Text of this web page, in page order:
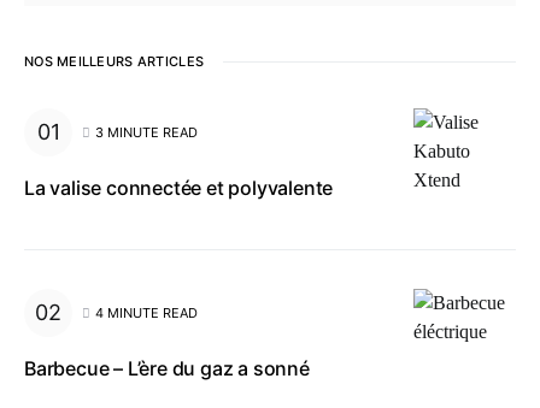
NOS MEILLEURS ARTICLES
3 MINUTE READ
La valise connectée et polyvalente
4 MINUTE READ
Barbecue – L’ère du gaz a sonné